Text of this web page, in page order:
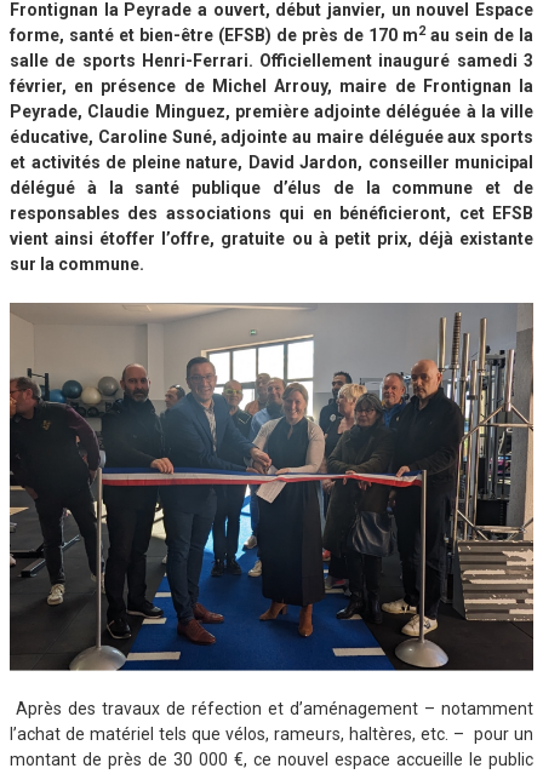
Frontignan la Peyrade a ouvert, début janvier, un nouvel Espace
forme, santé et bien-être (EFSB) de près de 170 m2au sein de la
salle de sports Henri-Ferrari. Officiellement inauguré samedi 3
février, en présence de Michel Arrouy, maire de Frontignan la
Peyrade, Claudie Minguez, première adjointe déléguée à la ville
éducative, Caroline Suné, adjointe au maire déléguée aux sports
et activités de pleine nature, David Jardon, conseiller municipal
délégué à la santé publique d’élus de la commune et de
responsables des associations qui en bénéficieront, cet EFSB
vient ainsi étoffer l’offre, gratuite ou à petit prix, déjà existante
sur la commune.
Après des travaux de réfection et d’aménagement – notamment
l’achat de matériel tels que vélos, rameurs, haltères, etc. – pour un
montant de près de 30 000 €, ce nouvel espace accueille le public